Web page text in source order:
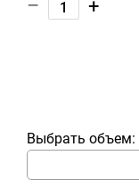
– +
Выбрать объем: